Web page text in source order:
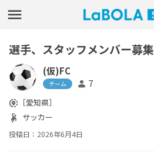
選手、スタッフメンバー募集
(仮)FC
チーム person 7
share_location ［愛知県］
sports_handball サッカー
投稿日：2026年6月4日